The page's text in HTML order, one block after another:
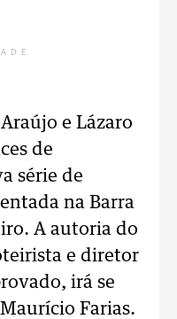
e Lázaro
de
série de
na Barra
A autoria do
e diretor
irá se
Farias.